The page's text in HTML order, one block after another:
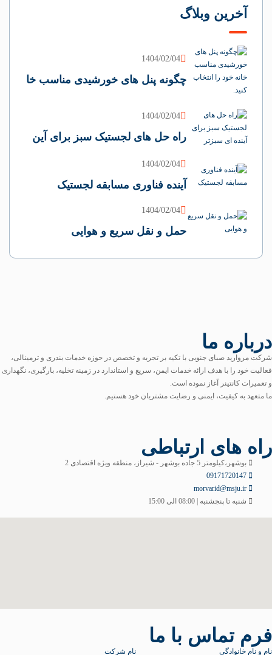
آخرین وبلاگ
1404/02/04
چگونه پنل های خورشیدی مناسب خا
1404/02/04
راه حل های لجستیک سبز برای آین
1404/02/04
آینده فناوری مسابقه لجستیک
1404/02/04
حمل و نقل سریع و هوایی
درباره ما
شرکت مروارید صبای جنوبی با تکیه بر تجربه و تخصص در حوزه خدمات بندری و ترمینالی،
فعالیت خود را با هدف ارائه خدمات ایمن، سریع و استاندارد در زمینه تخلیه، بارگیری، نگهداری
و تعمیرات کانتینر آغاز نموده است.
ما متعهد به کیفیت، ایمنی و رضایت مشتریان خود هستیم.
راه های ارتباطی
بوشهر،کیلومتر 5 جاده بوشهر - شیراز، منطقه ویژه اقتصادی 2
09171720147
morvarid@msju.ir
شنبه تا پنجشنبه | 08:00 الی 15:00
فرم تماس با ما
نام و نام خانوادگی نام شرکت